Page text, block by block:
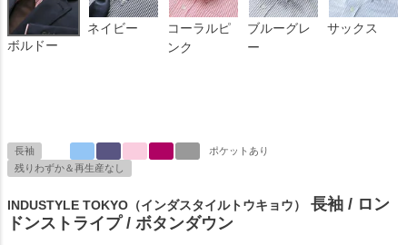
ボルドー
ネイビー
コーラルピ
ンク
ブルーグレ
ー
サックス
長袖
ポケットあり
残りわずか＆再生産なし
INDUSTYLE TOKYO（インダスタイルトウキョウ）
長袖 / ロン
ドンストライプ / ボタンダウン